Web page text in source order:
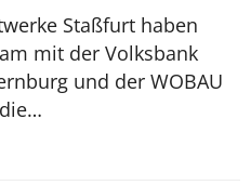
Staßfurt haben
mit der Volksbank
und der WOBAU